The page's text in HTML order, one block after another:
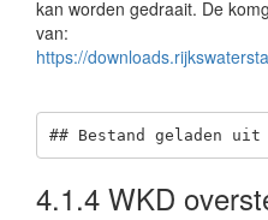
kan worden gedraait. De
van:
https://
## Bestand geladen uit
4.1.4 WKD